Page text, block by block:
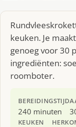
keuken. Je
genoeg voor 30
ingrediënten:
roomboter.
BEREIDINGSTIJD
240 minuten
KEUKEN